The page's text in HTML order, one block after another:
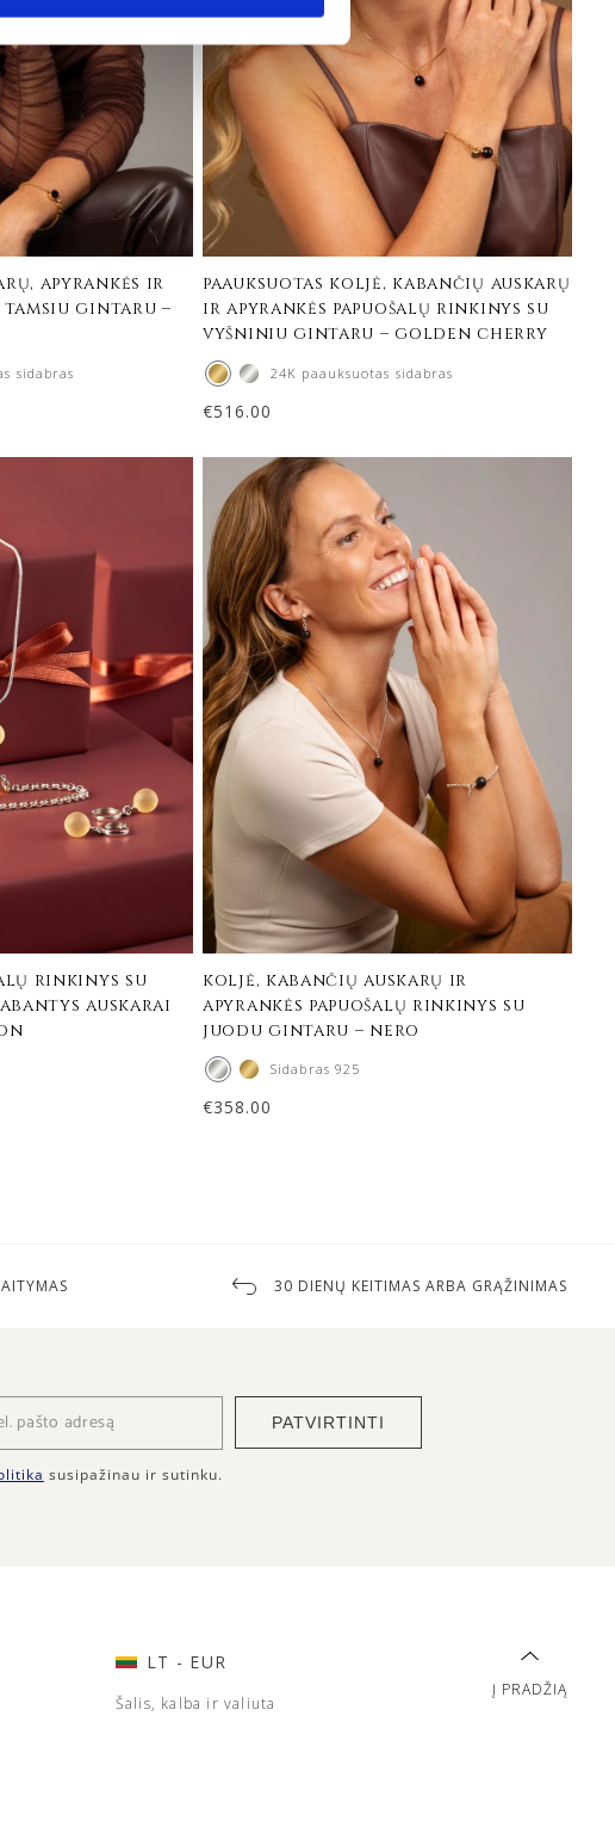
apyrankės ir
gintaru –
sidabras
paauksuotas koljė, kabančių auskarų
ir apyrankės papuošalų rinkinys su
vyšniniu gintaru – golden cherry
24K paauksuotas sidabras
€516.00
rinkinys su
auskarai
koljė, kabančių auskarų ir
apyrankės papuošalų rinkinys su
juodu gintaru – nero
Sidabras 925
€358.00
30 DIENŲ KEITIMAS ARBA GRĄŽINIMAS
susipažinau ir sutinku.
PATVIRTINTI
LT - EUR
Šalis, kalba ir valiuta
Į PRADŽIĄ